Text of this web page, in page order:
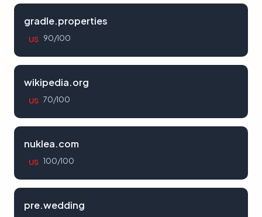
gradle.properties
US 90/100
wikipedia.org
US 70/100
nuklea.com
US 100/100
pre.wedding